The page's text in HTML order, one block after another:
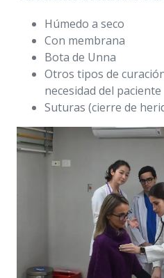
Húmedo a seco
Con membrana
Bota de Unna
Otros tipos de
necesidad del paciente
Suturas (cierre de